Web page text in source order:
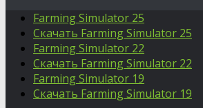
Farming Simulator 25
Скачать Farming Simulator 25
Farming Simulator 22
Скачать Farming Simulator 22
Farming Simulator 19
Скачать Farming Simulator 19